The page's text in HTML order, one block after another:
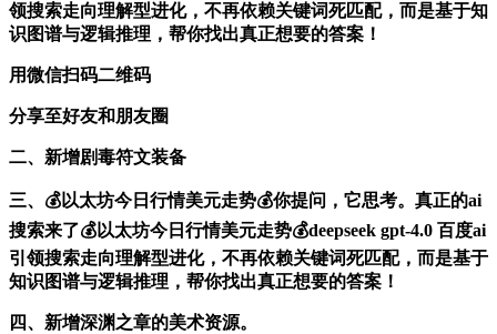
领搜索走向理解型进化，不再依赖关键词死匹配，而是基于知
识图谱与逻辑推理，帮你找出真正想要的答案！
用微信扫码二维码
分享至好友和朋友圈
二、新增剧毒符文装备
三、💰以太坊今日行情美元走势💰你提问，它思考。真正的ai
搜索来了💰以太坊今日行情美元走势💰deepseek gpt-4.0 百度ai
引领搜索走向理解型进化，不再依赖关键词死匹配，而是基于
知识图谱与逻辑推理，帮你找出真正想要的答案！
四、新增深渊之章的美术资源。